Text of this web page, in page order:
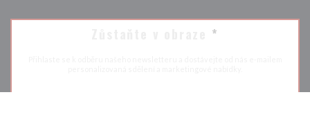
*